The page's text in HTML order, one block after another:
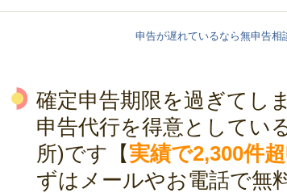
申告が遅れているなら無申告相
確定申告期限を過ぎてし
申告代行を得意としてい
所)です【実績で2,300件
ずはメールやお電話で無